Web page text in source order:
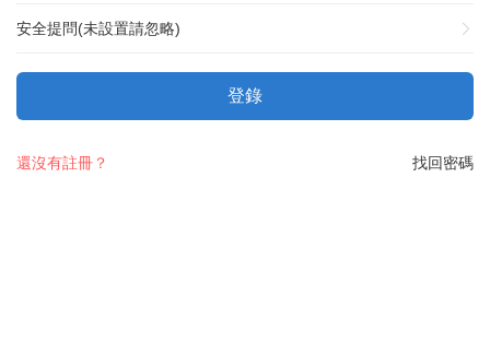
安全提問(未設置請忽略)
登錄
找回密碼
還沒有註冊？